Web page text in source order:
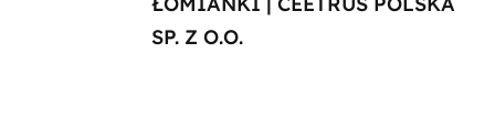
SP. Z O.O.